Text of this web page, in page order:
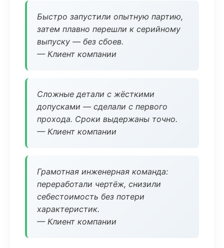
Быстро запустили опытную партию,
затем плавно перешли к серийному
выпуску — без сбоев.
— Клиент компании
Сложные детали с жёсткими
допусками — сделали с первого
прохода. Сроки выдержаны точно.
— Клиент компании
Грамотная инженерная команда:
переработали чертёж, снизили
себестоимость без потери
характеристик.
— Клиент компании